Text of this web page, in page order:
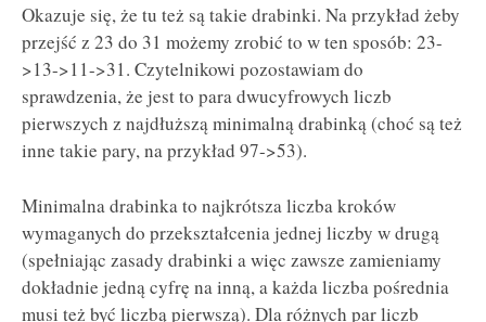
Okazuje się, że tu też są takie drabinki. Na przykład żeby
przejść z 23 do 31 możemy zrobić to w ten sposób: 23-
>13->11->31. Czytelnikowi pozostawiam do
sprawdzenia, że jest to para dwucyfrowych liczb
pierwszych z najdłuższą minimalną drabinką (choć są też
inne takie pary, na przykład 97->53).
Minimalna drabinka to najkrótsza liczba kroków
wymaganych do przekształcenia jednej liczby w drugą
(spełniając zasady drabinki a więc zawsze zamieniamy
dokładnie jedną cyfrę na inną, a każda liczba pośrednia
musi też być liczbą pierwszą). Dla różnych par liczb